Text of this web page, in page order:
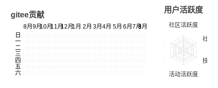
gitee贡献
用户活跃度